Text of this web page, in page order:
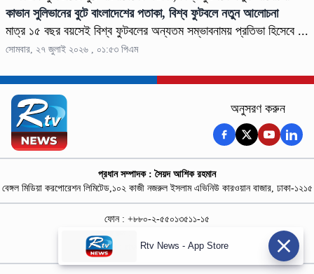
কাভান সুলিভানের বুটে বাংলাদেশের পতাকা, বিশ্ব ফুটবলে নতুন আলোচনা
মাত্র ১৫ বছর বয়সেই বিশ্ব ফুটবলের অন্যতম সম্ভাবনাময় প্রতিভা হিসেবে ...
সোমবার, ২৭ জুলাই ২০২৬ , ০১:৫৩ পিএম
অনুসরণ করুন
প্রধান সম্পাদক : সৈয়দ আশিক রহমান
বেঙ্গল মিডিয়া করপোরেশন লিমিটেড,১০২ কাজী নজরুল ইসলাম এভিনিউ কারওয়ান বাজার, ঢাকা-১২১৫
ফোন : +৮৮০-২-৫৫০১৩৫১১-১৫
বিজ্ঞাপন :
rtvdigitalad@gmail.com
Rtv News - App Store